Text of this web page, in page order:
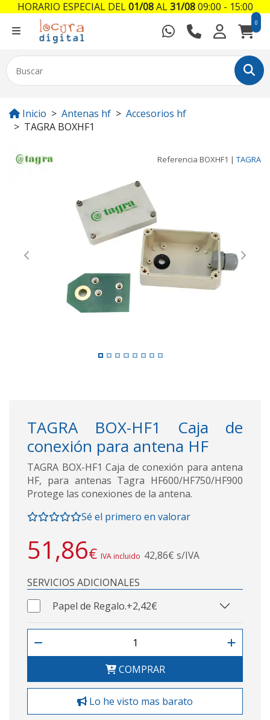
0
Inicio Antenas hf
Accesorios hf
TAGRA BOXHF1
Referencia BOXHF1 | TAGRA
Previous Next
TAGRA BOX-HF1 Caja de
conexión para antena HF
TAGRA BOX-HF1 Caja de conexión para antena
HF, para antenas Tagra HF600/HF750/HF900
Protege las conexiones de la antena.
Sé el primero en valorar
51,86€ IVA incluido 42,86€ s/IVA
SERVICIOS ADICIONALES
Papel de Regalo.+2,42€
COMPRAR
Lo he visto mas barato
HORARIO ESPECIAL DEL01/08AL31/0809:00 - 15:00